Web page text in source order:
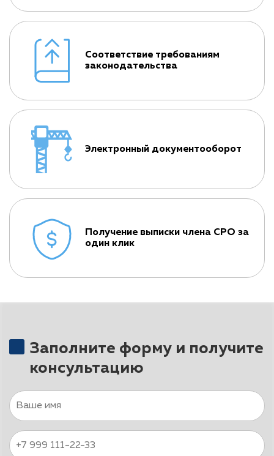
Соответствие требованиям
законодательства
Электронный документооборот
Получение выписки члена СРО за
один клик
Заполните форму и получите
консультацию